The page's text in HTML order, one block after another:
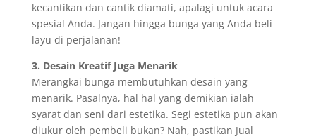
kecantikan dan cantik diamati, apalagi untuk acara
spesial Anda. Jangan hingga bunga yang Anda beli
layu di perjalanan!
3. Desain Kreatif Juga Menarik
Merangkai bunga membutuhkan desain yang
menarik. Pasalnya, hal hal yang demikian ialah
syarat dan seni dari estetika. Segi estetika pun akan
diukur oleh pembeli bukan? Nah, pastikan Jual